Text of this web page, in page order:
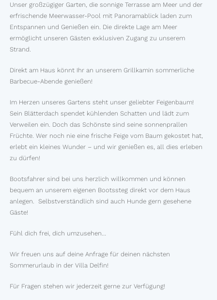
Unser großzügiger Garten, die sonnige Terrasse am Meer und der
erfrischende Meerwasser-Pool mit Panoramablick laden zum
Entspannen und Genießen ein. Die direkte Lage am Meer
ermöglicht unseren Gästen exklusiven Zugang zu unserem
Strand.
Direkt am Haus könnt Ihr an unserem Grillkamin sommerliche
Barbecue-Abende genießen!
Im Herzen unseres Gartens steht unser geliebter Feigenbaum!
Sein Blätterdach spendet kühlenden Schatten und lädt zum
Verweilen ein. Doch das Schönste sind seine sonnenprallen
Früchte. Wer noch nie eine frische Feige vom Baum gekostet hat,
erlebt ein kleines Wunder – und wir genießen es, all dies erleben
zu dürfen!
Bootsfahrer sind bei uns herzlich willkommen und können
bequem an unserem eigenen Bootssteg direkt vor dem Haus
anlegen. Selbstverständlich sind auch Hunde gern gesehene
Gäste!
Fühl dich frei, dich umzusehen…
Wir freuen uns auf deine Anfrage für deinen nächsten
Sommerurlaub in der Villa Delfin!
Für Fragen stehen wir jederzeit gerne zur Verfügung!